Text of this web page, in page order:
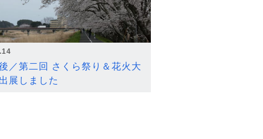
／第二回 さくら祭り＆花火大
展しました